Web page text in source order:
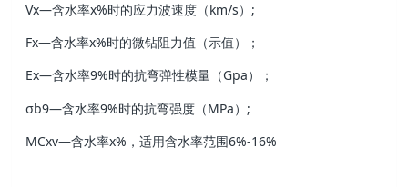
Vx—含水率x%时的应力波速度（km/s）;
Fx—含水率x%时的微钻阻力值（示值）；
Ex—含水率9%时的抗弯弹性模量（Gpa）；
σb9—含水率9%时的抗弯强度（MPa）;
MCxv—含水率x%，适用含水率范围6%-16%